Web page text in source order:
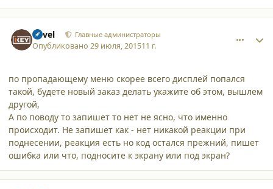
Pavel Главные администраторы
Опубликовано29 июля, 201511 г.
по пропадающему меню скорее всего дисплей попался
такой, будете новый заказ делать укажите об этом, вышлем
другой,
А по поводу то запишет то нет не ясно, что именно
происходит. Не запишет как - нет никакой реакции при
поднесении, реакция есть но код остался прежний, пишет
ошибка или что, подносите к экрану или под экран?